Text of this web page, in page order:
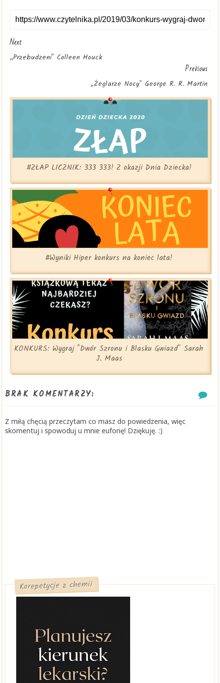
Next
„Przebudzeni" Colleen Houck
Previous
„Żeglarze Nocy" George R. R. Martin
#ZŁAP LICZNIK: 333 333! Z okazji Dnia Dziecka!
#Wyniki Hiper konkurs na koniec lata!
KONKURS: Wygraj "Dwór Szronu i Blasku Gwiazd" Sarah
J. Maas
BRAK KOMENTARZY:
Z miłą chęcią przeczytam co masz do powiedzenia, więc
skomentuj i spowoduj u mnie euforię! Dziękuję. :)
Korepetycje z chemii